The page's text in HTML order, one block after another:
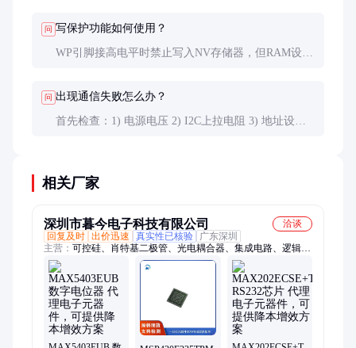
问 写保护功能如何使用？
WP引脚接高电平时禁止写入NV存储器，但RAM设置
问 出现通信失败怎么办？
首先检查：1) 电源电压 2) I2C上拉电阻 3) 地址设置
相关厂家
深圳市暮今电子科技有限公司
洽谈
回复及时 出价迅速 真实性已核验
广东深圳
主营： 可控硅、肖特基二极管、光电耦合器、集成电路、逻辑
ic、传感器、运算放大器、音频放大器、双向可控硅、存储器、
电源管理、处理器、控制器、模拟比较器、模块、电感磁珠、电
阻排阻、半导体